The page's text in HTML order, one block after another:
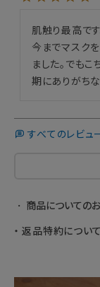
肌触り最高です
今までマスク
ました。でも
期にありがち
すべてのレビュ
商品についての
返品特約について